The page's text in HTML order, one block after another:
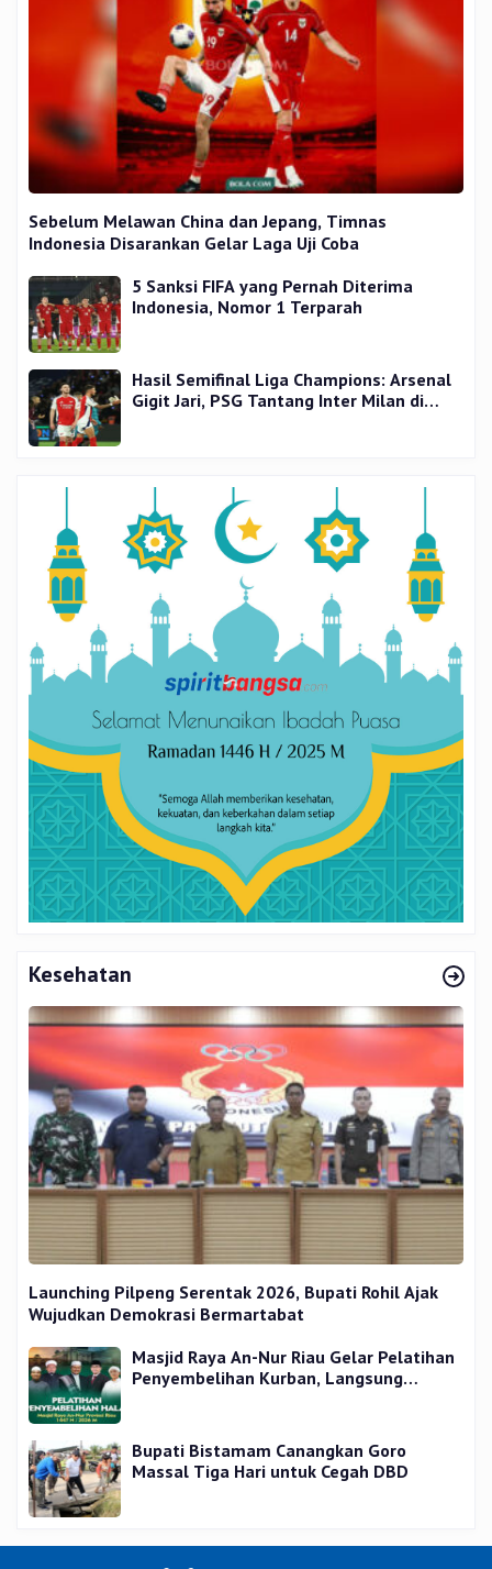
Sebelum Melawan China dan Jepang, Timnas
Indonesia Disarankan Gelar Laga Uji Coba
5 Sanksi FIFA yang Pernah Diterima
Indonesia, Nomor 1 Terparah
Hasil Semifinal Liga Champions: Arsenal
Gigit Jari, PSG Tantang Inter Milan di
Kesehatan
Launching Pilpeng Serentak 2026, Bupati Rohil Ajak
Wujudkan Demokrasi Bermartabat
Masjid Raya An-Nur Riau Gelar Pelatihan
Penyembelihan Kurban, Langsung
Bupati Bistamam Canangkan Goro
Massal Tiga Hari untuk Cegah DBD